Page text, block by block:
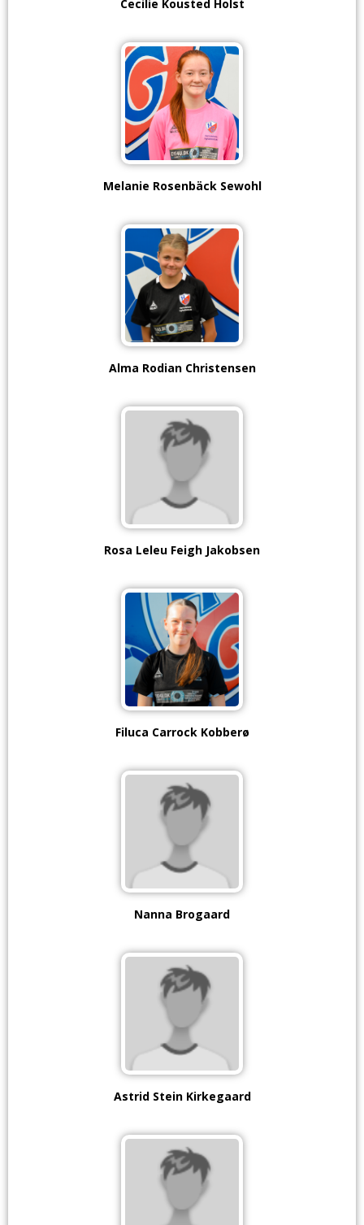
Cecilie Kousted Holst
Melanie Rosenbäck Sewohl
Alma Rodian Christensen
Rosa Leleu Feigh Jakobsen
Filuca Carrock Kobberø
Nanna Brogaard
Astrid Stein Kirkegaard